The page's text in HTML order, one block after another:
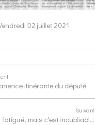
02 juillet 2021
itinérante du député
Suivant
SNU - "On est fatigué, mais c'est inoubliable"